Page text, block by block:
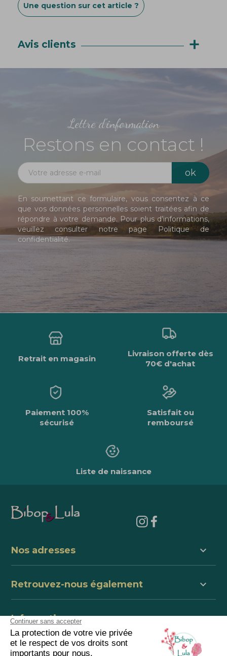
Une question sur cet article ?
Avis clients +
Lettre d'information
Restons en contact !
En soumettant ce formulaire, vous consentez à ce
que vos données personnelles soient traitées afin de
répondre à votre demande. Pour plus d’informations,
veuillez consulter notre page Politique de
confidentialité.
Retrait en magasin
Livraison offerte dès
70€ d'achat
Paiement 100%
sécurisé
Satisfait ou
remboursé
Liste de naissance
Nos adresses keyboard_arrow_down
Retrouvez-nous également keyboard_arrow_down
Informations keyboard_arrow_down
centre de support keyboard_arrow_down